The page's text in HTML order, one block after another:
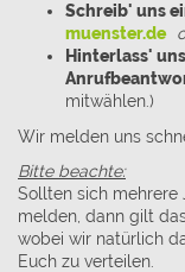
Schreib' uns
muenster.de
Hinterlass'
mitwählen.)
Wir melden uns
Bitte beachte:
Sollten sich mehrere
melden, dann gilt
wobei wir natürlich
Euch zu verteilen.